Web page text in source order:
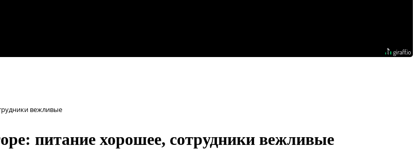
вежливые
питание хорошее, сотрудники вежливые